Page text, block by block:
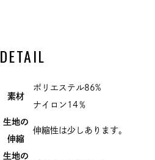
DETAIL
素材
ポリエステル86%
ナイロン14％
生地の
伸縮
伸縮性は少しあります。
生地の